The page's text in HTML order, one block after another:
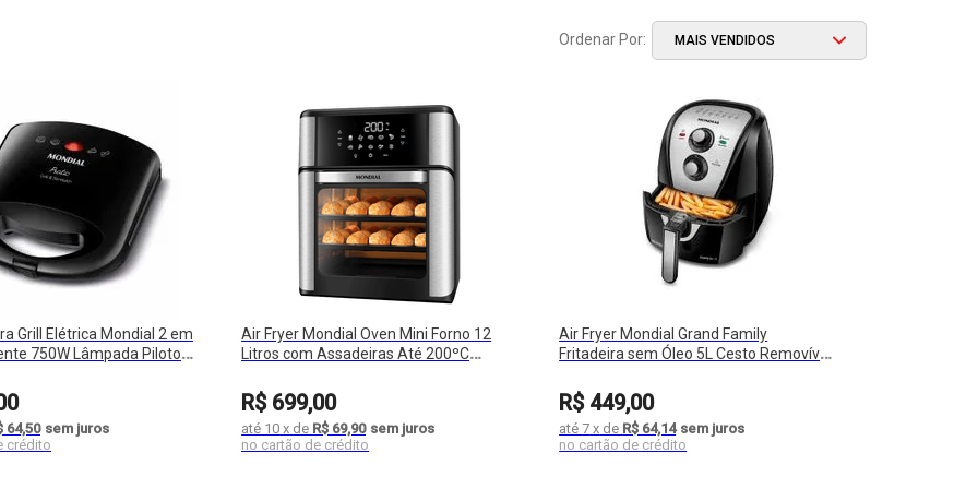
MAIS VENDIDOS
Grill Elétrica Mondial 2 em
750W Lâmpada Piloto
64,50 sem juros
Air Fryer Mondial Oven Mini Forno 12
Litros com Assadeiras Até 200ºC
R$ 699,00
até 10 x de R$ 69,90 sem juros
Air Fryer Mondial Grand Family
Fritadeira sem Óleo 5L Cesto Removível
R$ 449,00
até7 x de R$ 64,14 sem juros